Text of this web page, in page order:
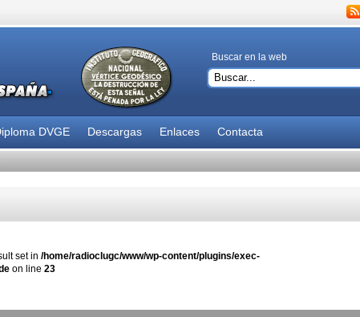
Buscar en la web
DVGE Descargas Enlaces Contacta
set in /home/radioclugc/www/wp-content/plugins/exec-
on line 23